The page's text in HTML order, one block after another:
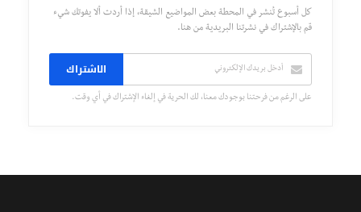
كل أسبوع تُنشر في المحطة بعض المواضيع الشيقة، إذا أردت ألا يفوتك شيء
قم بالإشتراك في نشرتنا البريدية من هنا.
الاشتراك
على الرغم من فرحتنا بوجودك معنا، لك الحرية في إلغاء الإشتراك في أي وقت.